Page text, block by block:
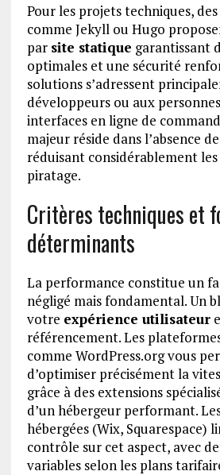
Pour les projets techniques,
comme Jekyll ou Hugo
par site statique garantissant
optimales et une sécurité
solutions s’adressent
développeurs ou aux
interfaces en ligne de
majeur réside dans l’absence
réduisant considérablement les
piratage.
Critères techniques et
déterminants
La performance constitue un
négligé mais fondamental. Un
votre expérience utilisateur
référencement. Les
comme WordPress.org vous
d’optimiser précisément la
grâce à des extensions
d’un hébergeur performant.
hébergées (Wix, Squarespace)
contrôle sur cet aspect, avec
variables selon les plans